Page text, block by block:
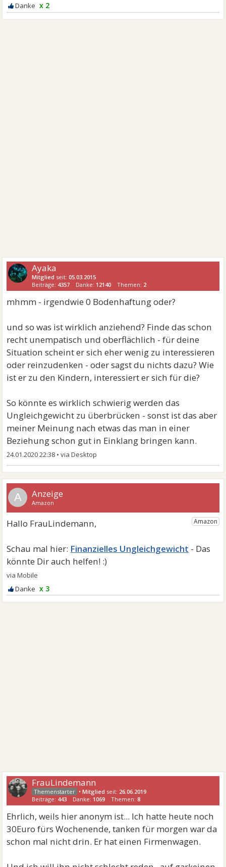
x 2
Ayaka
Mitglied seit:05.03.2015
Beiträge: 4357 Danke: 12140 Themen: 2
mhmm - irgendwie 0 Bodenhaftung oder?
und so was ist wirklich anziehend? Finde das schon
recht unempatisch und oberflächlich - für deine
Situation scheint er sich eher wenig zu interessieren
oder reinzudenken - oder sagst du nichts dazu? Wie
ist er zu den Kindern, interessiert er sich für die?
So könnte es wirklich schwierig werden das
Ungleichgewicht zu überbrücken - sonst ist das aber
meiner Meinung nach etwas das man in einer
Beziehung schon gut in Einklang bringen kann.
24.01.2020 22:38 •
A
Finanzielles Ungleichgewicht
x 3
FrauLindemann
•Mitglied seit: 26.06.2019
Beiträge: 443 Danke: 1069 Themen:8
Ehrlich, weils hier anonym ist... Ich hatte heute noch
30Euro fürs Wochenende, tanken für morgen war da
schon mal nicht drin. Er hat einen Firmenwagen.